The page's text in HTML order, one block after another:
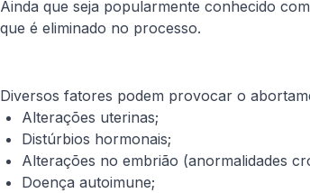
Ainda que seja popularmente conhecido
que é eliminado no processo.
Diversos fatores podem provocar o
Alterações uterinas;
Distúrbios hormonais;
Alterações no embrião (anormalidades
Doença autoimune;